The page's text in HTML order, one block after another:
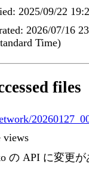
2025/09/22
2026/07/16
Time)
files
views
の API に変更が